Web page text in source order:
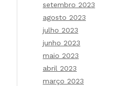
setembro 2023
agosto 2023
julho 2023
junho 2023
maio 2023
abril 2023
março 2023